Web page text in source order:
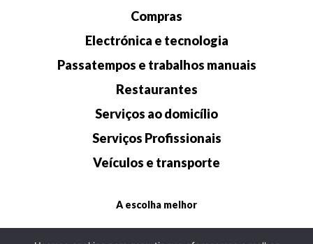
Compras
Electrónica e tecnologia
Passatempos e trabalhos manuais
Restaurantes
Serviços ao domicílio
Serviços Profissionais
Veículos e transporte
A escolha melhor